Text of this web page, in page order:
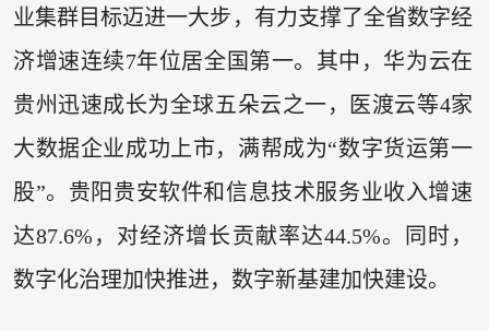
业集群目标迈进一大步，有力支撑了全省数字经
济增速连续7年位居全国第一。其中，华为云在
贵州迅速成长为全球五朵云之一，医渡云等4家
大数据企业成功上市，满帮成为“数字货运第一
股”。贵阳贵安软件和信息技术服务业收入增速
达87.6%，对经济增长贡献率达44.5%。同时，
数字化治理加快推进，数字新基建加快建设。